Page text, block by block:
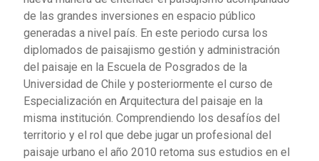
de las grandes inversiones en espacio público
generadas a nivel país. En este periodo cursa los
diplomados de paisajismo gestión y administración
del paisaje en la Escuela de Posgrados de la
Universidad de Chile y posteriormente el curso de
Especialización en Arquitectura del paisaje en la
misma institución. Comprendiendo los desafíos del
territorio y el rol que debe jugar un profesional del
paisaje urbano el año 2010 retoma sus estudios en el